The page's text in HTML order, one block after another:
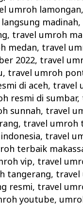
umroh lamongan,
madinah,
, travel umroh
medan, travel
2022, travel
, travel umroh
di aceh, travel
resmi di sumbar,
sunnah, travel
, travel umroh
, travel
terbaik
vip, travel
tangerang, travel
resmi, travel
youtube,